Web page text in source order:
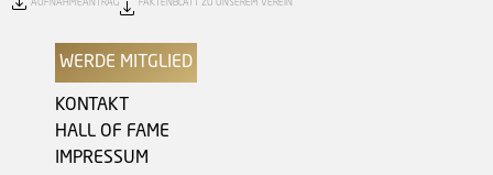
AUFNAHMEANTRAG FAKTENBLATT ZU UNSEREM VEREIN
WERDE MITGLIED
KONTAKT
HALL OF FAME
IMPRESSUM